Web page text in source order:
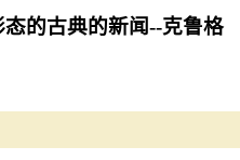
的古典的新闻--克鲁格